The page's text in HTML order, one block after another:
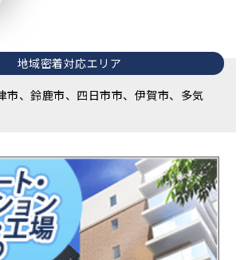
地域密着対応エリア
市、鈴鹿市、四日市市、伊賀市、多気